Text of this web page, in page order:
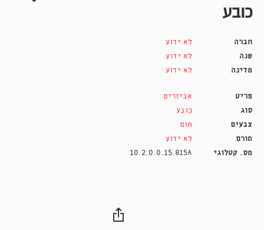
כובע
חברה
לא ידוע
שנה
לא ידוע
מדינה
לא ידוע
פריט
אביזרים
סוג
כובע
צבעים
חום
תורם
לא ידוע
מס. קטלוגי
10.2.0.0.15.815A